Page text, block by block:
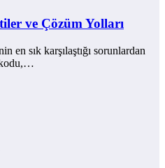
ve Çözüm Yolları
en sık karşılaştığı sorunlardan